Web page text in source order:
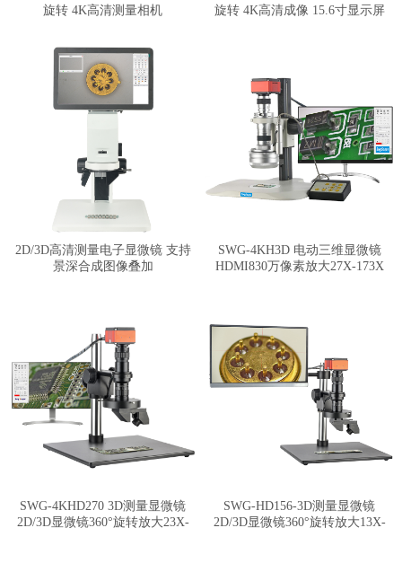
旋转 4K高清测量相机
旋转 4K高清成像 15.6寸显示屏
2D/3D高清测量电子显微镜 支持
景深合成图像叠加
SWG-4KH3D 电动三维显微镜
HDMI830万像素放大27X-173X
SWG-4KHD270 3D测量显微镜
2D/3D显微镜360°旋转放大23X-
SWG-HD156-3D测量显微镜
2D/3D显微镜360°旋转放大13X-